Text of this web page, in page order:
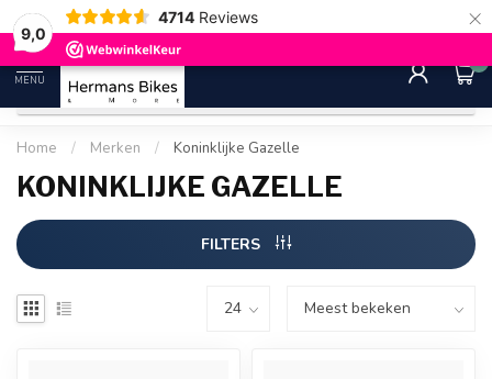
9,0
4714 Reviews ×
30 dagen bedenktijd Gratis
MENU
0
Home / Merken / Koninklijke Gazelle
KONINKLIJKE GAZELLE
FILTERS